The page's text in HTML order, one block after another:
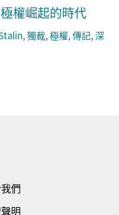
權崛起的時代
,獨裁,極權,傳記,深
們
明